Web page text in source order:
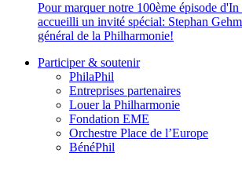
Pour marquer notre 100ème épisode
accueilli un invité spécial: Stephan
général de la Philharmonie!
Participer & soutenir
PhilaPhil
Entreprises partenaires
Louer la Philharmonie
Fondation EME
Orchestre Place de l’Europe
BénéPhil